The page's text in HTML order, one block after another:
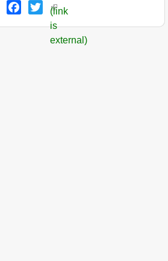
Facebook
Twitter
(link
is
external)